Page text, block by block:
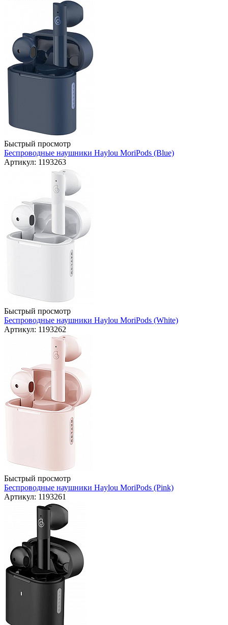
Быстрый просмотр
Беспроводные наушники Haylou MoriPods (Blue)
Артикул: 1193263
Быстрый просмотр
Беспроводные наушники Haylou MoriPods (White)
Артикул: 1193262
Быстрый просмотр
Беспроводные наушники Haylou MoriPods (Pink)
Артикул: 1193261